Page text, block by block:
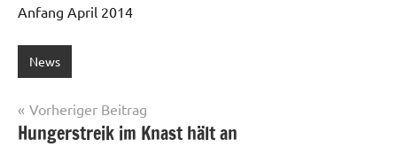
Anfang April 2014
News
Beitragsnavigation
Vorheriger Beitrag
Hungerstreik im Knast hält an